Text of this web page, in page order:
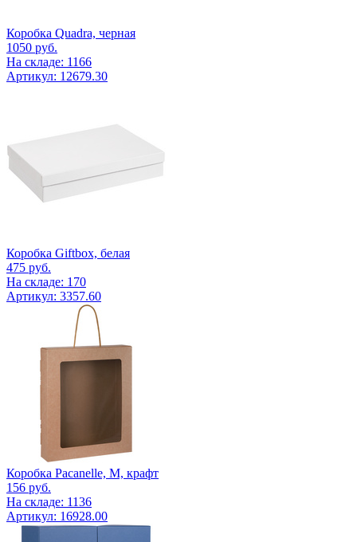
Коробка Quadra, черная
1050 руб.
На складе: 1166
Артикул: 12679.30
Коробка Giftbox, белая
475 руб.
На складе: 170
Артикул: 3357.60
Коробка Pacanelle, M, крафт
156 руб.
На складе: 1136
Артикул: 16928.00